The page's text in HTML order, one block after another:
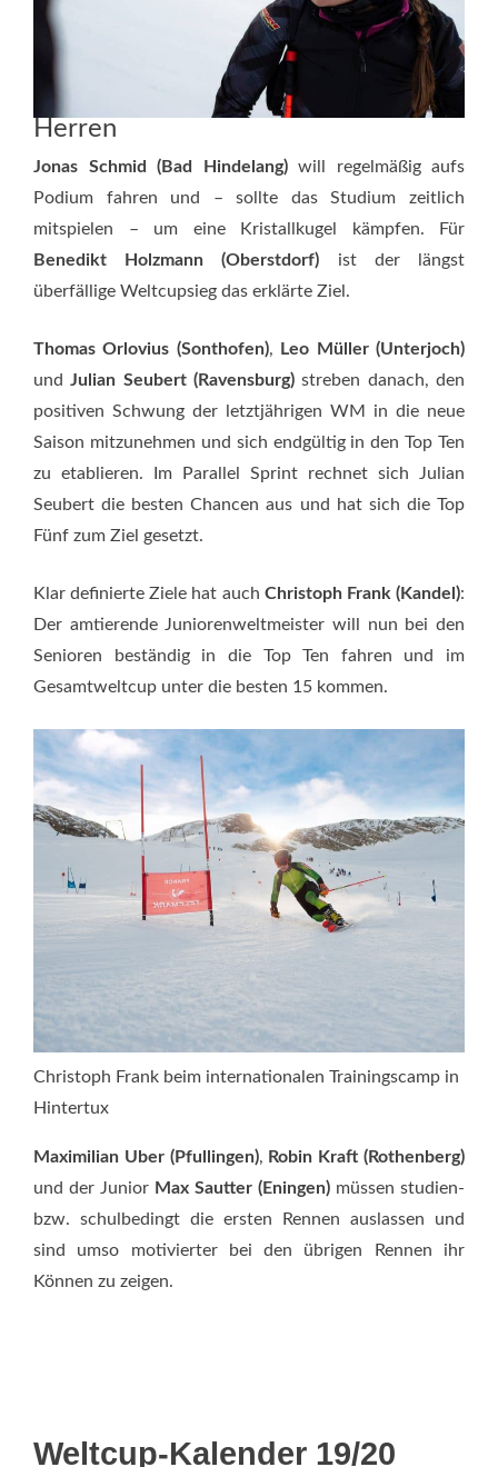
Herren
Jonas Schmid (Bad Hindelang)will regelmäßig aufs
Podium fahren und – sollte das Studium zeitlich
mitspielen – um eine Kristallkugel kämpfen. Für
Benedikt Holzmann (Oberstdorf) ist der längst
überfällige Weltcupsieg das erklärte Ziel.
Thomas Orlovius (Sonthofen),
Leo Müller (Unterjoch)
undJulian Seubert (Ravensburg) streben danach, den
positiven Schwung der letztjährigen WM in die neue
Saison mitzunehmen und sich endgültig in den Top Ten
zu etablieren. Im Parallel Sprint rechnet sich Julian
Seubert die besten Chancen aus und hat sich die Top
Fünf zum Ziel gesetzt.
Klar definierte Ziele hat auch Christoph Frank (Kandel):
Der amtierende Juniorenweltmeister will nun bei den
Senioren beständig in die Top Ten fahren und im
Gesamtweltcup unter die besten 15 kommen.
Christoph Frank beim internationalen Trainingscamp in
Hintertux
Maximilian Uber (Pfullingen), Robin Kraft (Rothenberg)
und der Junior Max Sautter (Eningen) müssen studien-
bzw. schulbedingt die ersten Rennen auslassen und
sind umso motivierter bei den übrigen Rennen ihr
Können zu zeigen.
Weltcup-Kalender 19/20